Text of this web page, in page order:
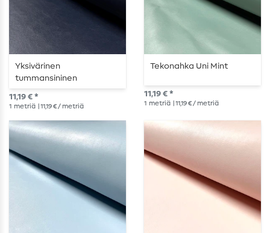
Yksivärinen
tummansininen
keinonahka
11,19 € *
1 metriä | 11,19 € / metriä
Tekonahka Uni Mint
11,19 € *
1 metriä | 11,19 € / metriä